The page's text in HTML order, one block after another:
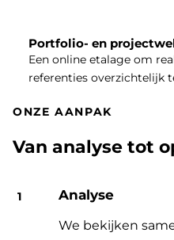
Portfolio- en
Een online etalage om
referenties overzichtelijk
ONZE AANPAK
Van analyse tot
Analyse
We bekijken